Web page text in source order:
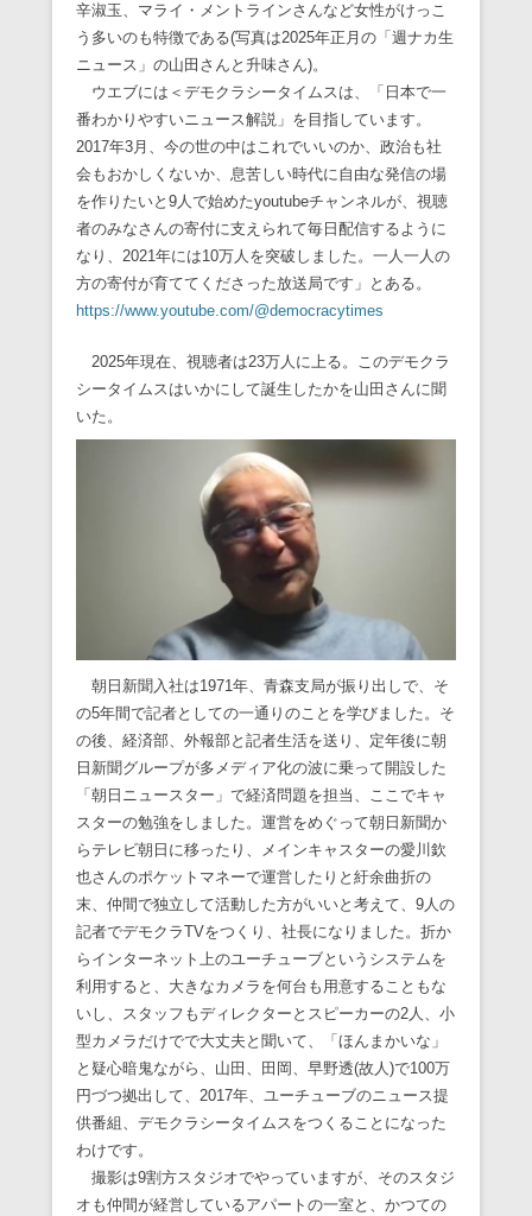
辛淑玉、マライ・メントラインさんなど女性がけっこ
う多いのも特徴である(写真は2025年正月の「週ナカ生
ニュース」の山田さんと升味さん)。
ウエブには＜デモクラシータイムスは、「日本で一
番わかりやすいニュース解説」を目指しています。
2017年3月、今の世の中はこれでいいのか、政治も社
会もおかしくないか、息苦しい時代に自由な発信の場
を作りたいと9人で始めたyoutubeチャンネルが、視聴
者のみなさんの寄付に支えられて毎日配信するように
なり、2021年には10万人を突破しました。一人一人の
方の寄付が育ててくださった放送局です」とある。
https://www.youtube.com/@democracytimes
2025年現在、視聴者は23万人に上る。このデモクラ
シータイムスはいかにして誕生したかを山田さんに聞
いた。
朝日新聞入社は1971年、青森支局が振り出しで、そ
の5年間で記者としての一通りのことを学びました。そ
の後、経済部、外報部と記者生活を送り、定年後に朝
日新聞グループが多メディア化の波に乗って開設した
「朝日ニュースター」で経済問題を担当、ここでキャ
スターの勉強をしました。運営をめぐって朝日新聞か
らテレビ朝日に移ったり、メインキャスターの愛川欽
也さんのポケットマネーで運営したりと紆余曲折の
末、仲間で独立して活動した方がいいと考えて、9人の
記者でデモクラTVをつくり、社長になりました。折か
らインターネット上のユーチューブというシステムを
利用すると、大きなカメラを何台も用意することもな
いし、スタッフもディレクターとスピーカーの2人、小
型カメラだけでで大丈夫と聞いて、「ほんまかいな」
と疑心暗鬼ながら、山田、田岡、早野透(故人)で100万
円づつ拠出して、2017年、ユーチューブのニュース提
供番組、デモクラシータイムスをつくることになった
わけです。
撮影は9割方スタジオでやっていますが、そのスタジ
オも仲間が経営しているアパートの一室と、かつての